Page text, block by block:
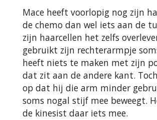
Mace heeft voorlopig nog zijn
de chemo dan wel iets aan de
zijn haarcellen het zelfs
gebruikt zijn rechterarmpje
heeft niets te maken met zijn
dat zit aan de andere kant.
op dat hij die arm minder
soms nogal stijf mee beweegt.
de kinesist daar iets mee.